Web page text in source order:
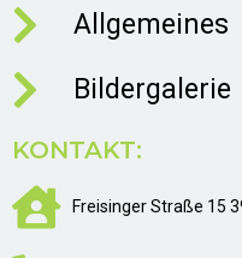
Allgemeines
Bildergalerie
KONTAKT:
Freisinger Straße 15